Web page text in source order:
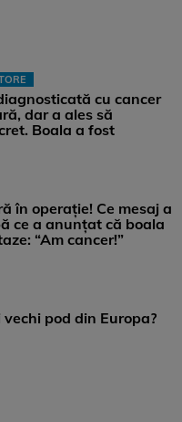
cu cancer
dar a ales să
Boala a fost
în operație! Ce mesaj a
ce a anunțat că boala
“Am cancer!”
vechi pod din Europa?